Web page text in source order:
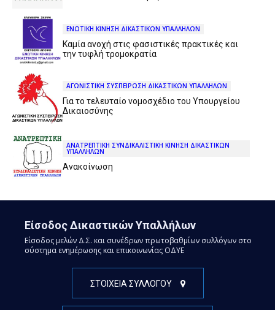
ΕΝΩΤΙΚΗ ΚΙΝΗΣΗ ΔΙΚΑΣΤΙΚΩΝ ΥΠΑΛΛΗΛΩΝ
Καμία ανοχή στις φασιστικές πρακτικές και
την τυφλή τρομοκρατία
ΑΓΩΝΙΣΤΙΚΗ ΣΥΣΠΕΙΡΩΣΗ ΔΙΚΑΣΤΙΚΩΝ ΥΠΑΛΛΗΛΩΝ
Για το τελευταίο νομοσχέδιο του Υπουργείου
Δικαιοσύνης
ΑΝΑΤΡΕΠΤΙΚΗ ΣΥΝΔΙΚΑΛΙΣΤΙΚΗ ΚΙΝΗΣΗ ΔΙΚΑΣΤΙΚΩΝ
ΥΠΑΛΛΗΛΩΝ
Ανακοίνωση
Είσοδος Δικαστικών Υπαλλήλων
Είσοδος μελών Δ.Σ. και συνέδρων πρωτοβαθμίων συλλόγων στο
σύστημα ενημέρωσης και επικοινωνίας ΟΔΥΕ
ΣΤΟΙΧΕΙΑ ΣΥΛΛΟΓΟΥ